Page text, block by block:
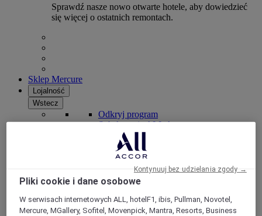
Sprawdź nasze nowo otwarte hotele, aby dowiedzieć
się więcej o ostatnich remontach.
Sklep Mercure
Lojalność
Wstecz
Odkryj program
Subskrypcje ALL Accor+
Pliki cookie i dane osobowe
W serwisach internetowych ALL, hotelF1, ibis, Pullman, Novotel,
Mercure, MGallery, Sofitel, Movenpick, Mantra, Resorts, Business
Kontynuuj bez udzielania zgody →